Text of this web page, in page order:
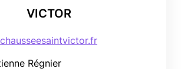
VICTOR
Régnier